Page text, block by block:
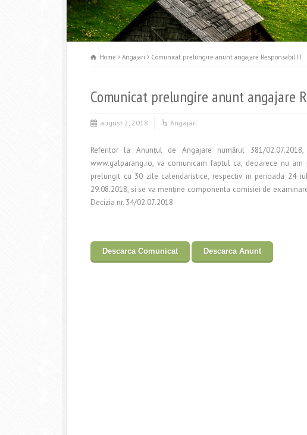
Home Angajari Comunicat prelungire anunt angajare Responsabil IT
Comunicat prelungire anunt angajare
august 2, 2018 Angajari
Referitor la Anunţul de Angajare numărul 381/
www.galparang.ro, va comunicam faptul ca, deoarece nu
prelungit cu 30 zile calendaristice, respectiv in perioada 24
29.08.2018, si se va menţine componenta comisiei de
Decizia nr. 34/02.07.2018
Descarca Comunicat Descarca Anunt